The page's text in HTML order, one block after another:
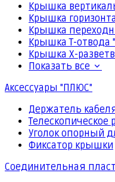
Крышка
Крышка
Крышка
Крышка Т-отвода
Крышка Х-
Показать все
Аксессуары "ПЛЮС"
Держатель
Уголок опорный
Фиксатор крышки
Соединительная